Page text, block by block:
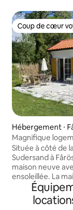
Coup de cœur
Coup de cœur
Hébergement ⋅
Magnifique
Située à côté de
Sudersand à
maison neuve
ensoleillée. La
chambre
d'une
d'une cuisine